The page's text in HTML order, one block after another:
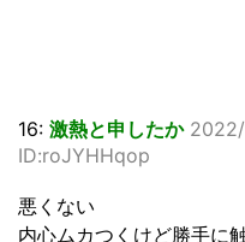
16: 激熱と申したか
ID:roJYHHqop
悪くない
内心ムカつくけど勝手に